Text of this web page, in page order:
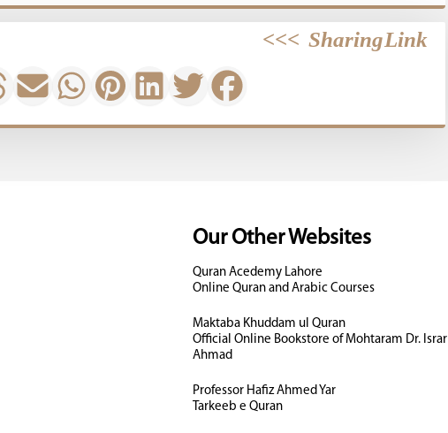
Sharing Link
>>>
Our Other Websites
Quran Acedemy Lahore
Online Quran and Arabic Courses
Maktaba Khuddam ul Quran
Official Online Bookstore of Mohtaram Dr. Israr
Ahmad
Professor Hafiz Ahmed Yar
Tarkeeb e Quran